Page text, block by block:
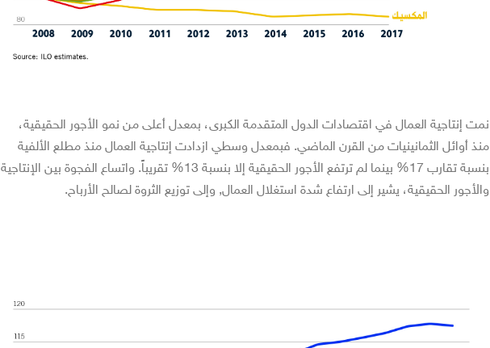
نمت إنتاجية العمال في اقتصادات الدول المتقدمة الكبرى، بمعدل أعلى من نمو الأجور الحقيقية،
منذ أوائل الثمانينيات من القرن الماضي. فبمعدل وسطي ازدادت إنتاجية العمال منذ مطلع الألفية
بنسبة تقارب 17% بينما لم ترتفع الأجور الحقيقية إلا بنسبة 13% تقريباً. واتساع الفجوة بين الإنتاجية
والأجور الحقيقية، يشير إلى ارتفاع شدة استغلال العمال, وإلى توزيع الثروة لصالح الأرباح.